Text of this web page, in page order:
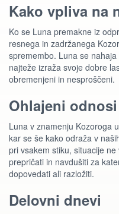
Kako vpliva na
Ko se Luna premakne iz
resnega in zadržanega
spremembo. Luna se
najteže izraža svoje dobre
obremenjeni in nesproščeni.
Ohlajeni odnosi
Luna v znamenju Kozoroga
kar se še kako odraža v
pri vsakem stiku, situacije
prepričati in navdušiti za
dopovedati ali razložiti.
Delovni dnevi